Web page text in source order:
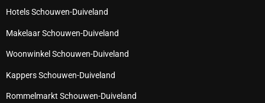
Hotels Schouwen-Duiveland
Makelaar Schouwen-Duiveland
Woonwinkel Schouwen-Duiveland
Kappers Schouwen-Duiveland
Rommelmarkt Schouwen-Duiveland